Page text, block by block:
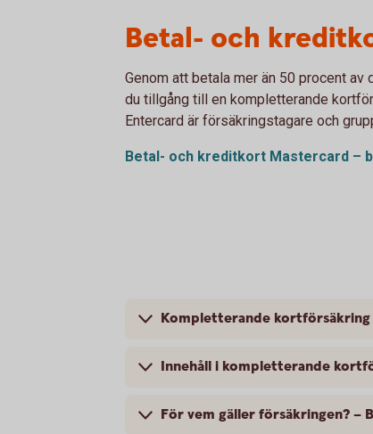
Betal- och
Genom att betala mer än 50 procent
du tillgång till en kompletterande
Entercard är försäkringstagare och
Betal- och kreditkort Mastercard –
Kompletterande
Innehåll i kompletterande
För vem gäller försäkringen?